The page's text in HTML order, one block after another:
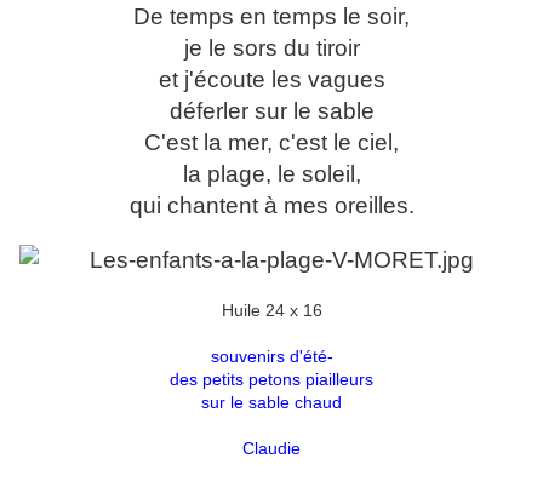
De temps en temps le soir,
je le sors du tiroir
et j'écoute les vagues
déferler sur le sable
C'est la mer, c'est le ciel,
la plage, le soleil,
qui chantent à mes oreilles.
Huile 24 x 16
souvenirs d'été-
des petits petons piailleurs
sur le sable chaud
Claudie